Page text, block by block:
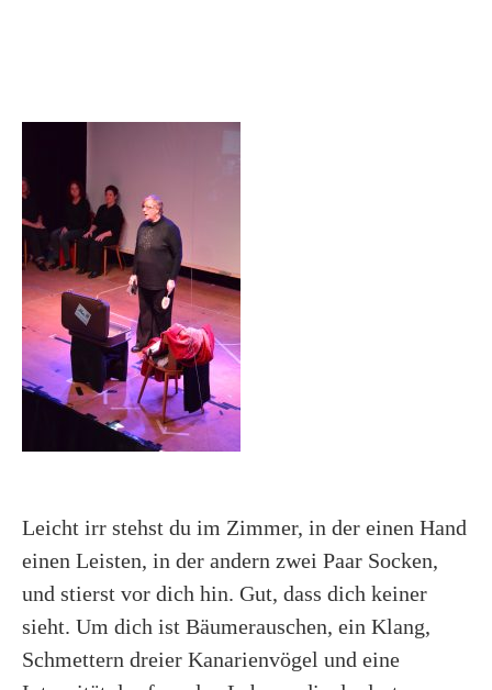
Leicht irr stehst du im Zimmer, in der einen Hand
einen Leisten, in der andern zwei Paar Socken,
und stierst vor dich hin. Gut, dass dich keiner
sieht. Um dich ist Bäumerauschen, ein Klang,
Schmettern dreier Kanarienvögel und eine